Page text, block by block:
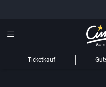
Ticketkauf
LIEBER
Sie werden nun auf eine
Gutschein
Gültig bis: